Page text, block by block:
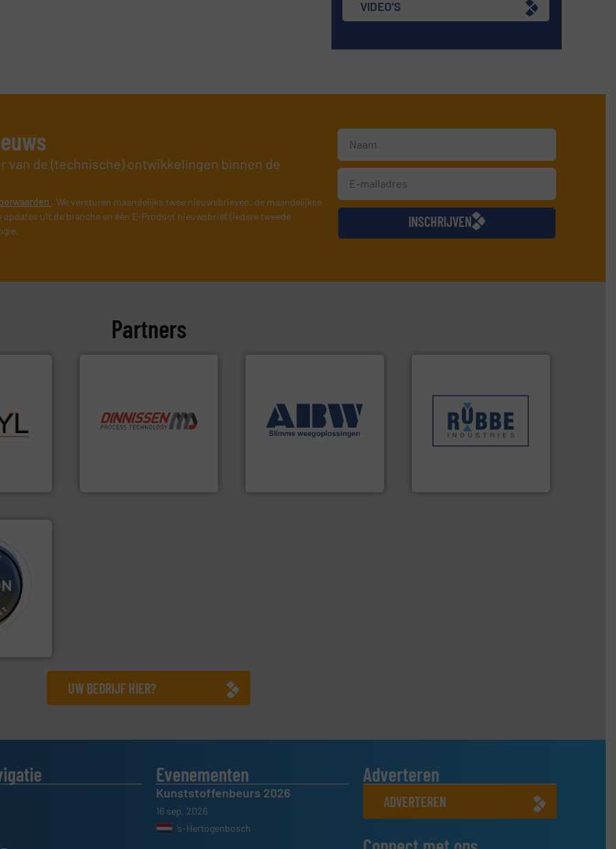
VIDEO'S
van de (technische) ontwikkelingen binnen de
. We versturen maandelijks twee nieuwsbrieven, de maandelijkse
uit de branche en één E-Product nieuwsbrief (iedere tweede
INSCHRIJVEN
Partners
is het
uw
Meer
stortgoedtechnologie.
Trusted by the best”.Meer
info ➜
aan weegapparatuur en -
componenten diverse
geautomatiseerde
weegoplossingen. Meer info
verpakking- en
transportprocessen die
klanten in verschillende
sectoren hebben geholpen.
en
met
➜
UW BEDRIJF HIER?
Evenementen
Kunststoffenbeurs 2026
16 sep, 2026
’s-Hertogenbosch
Adverteren
ADVERTEREN